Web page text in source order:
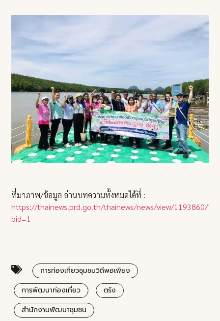
ที่มาภาพ/ข้อมูล อ่านบทความทั้งหมดได้ที่ :
https://thainews.prd.go.th/thainews/news/view/1193860/?
bid=1
การท่องเที่ยวชุมชนวิถีพอเพียง
การพัฒนาท่องเที่ยว
ตรัง
สำนักงานพัฒนาชุมชน